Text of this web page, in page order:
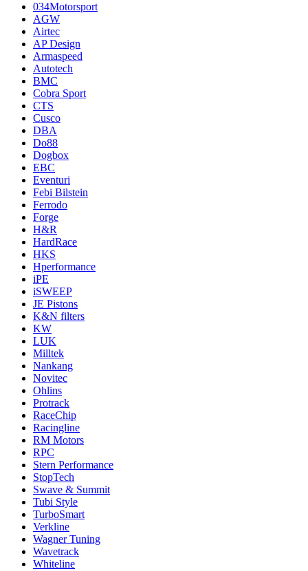
034Motorsport
AGW
Airtec
AP Design
Armaspeed
Autotech
BMC
Cobra Sport
CTS
Cusco
DBA
Do88
Dogbox
EBC
Eventuri
Febi Bilstein
Ferrodo
Forge
H&R
HardRace
HKS
Hperformance
iPE
iSWEEP
JE Pistons
K&N filters
KW
LUK
Milltek
Nankang
Novitec
Ohlins
Protrack
RaceChip
Racingline
RM Motors
RPC
Stern Performance
StopTech
Swave & Summit
Tubi Style
TurboSmart
Verkline
Wagner Tuning
Wavetrack
Whiteline